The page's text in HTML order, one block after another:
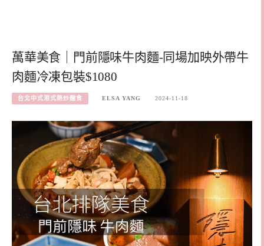
萬華美食｜門前隱味牛肉麵-同場加映外帶牛
肉麵冷凍包裝$1080
台北中式港式熱炒麵食 ELSA YANG 2024-11-18